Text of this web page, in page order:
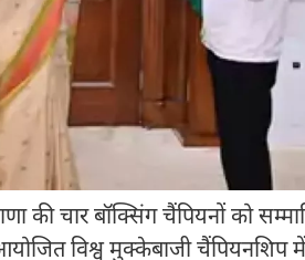
की चार बॉक्सिंग चैंपियनों को
विश्व मुक्केबाजी चैंपियनशिप